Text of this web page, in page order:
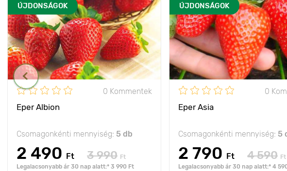
ÚJDONSÁGOK
0 Kommentek
Eper Albion
Csomagonkénti mennyiség: 5 db
2 490 Ft 3 990 Ft
Legalacsonyabb ár 30 nap alatt:* 3 990 Ft
ÚJDONSÁGOK
0
Eper Asia
Csomagonkénti mennyiség: 5
2 790 Ft 4 590 Ft
Legalacsonyabb ár 30 nap alatt:* 4